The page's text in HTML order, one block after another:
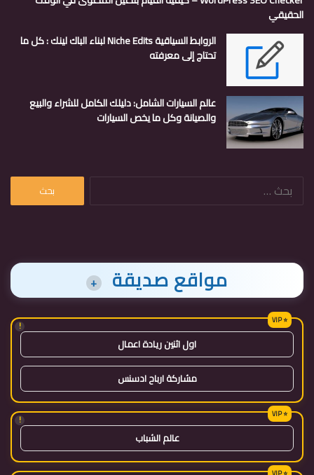
الحقيقي
الروابط السياقية Niche Edits لبناء الباك لينك : كل ما
تحتاج إلى معرفته
عالم السيارات الشامل: دليلك الكامل للشراء والبيع
والصيانة وكل ما يخص السيارات
البحث
مواقع صديقة +
!
اول اثنين ريادة اعمال
مشاركة ارباح ادسنس
!
عالم الشباب